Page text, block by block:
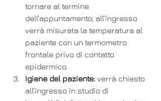
tornare al termine
dell’appuntamento; all’ingresso
verrà misurata la temperatura al
paziente con un termometro
frontale privo di contatto
epidermico.
Igiene del paziente: verrà chiesto
all’ingresso in studio di